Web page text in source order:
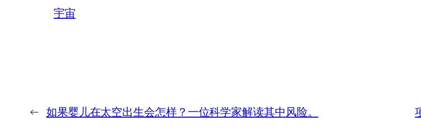
宇宙
← 如果婴儿在太空出生会怎样？一位科学家解读其中风险。